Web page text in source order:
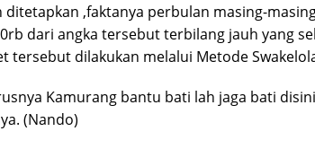
ditetapkan ,faktanya perbulan masing-
dari angka tersebut terbilang jauh yang
tersebut dilakukan melalui Metode
Kamurang bantu bati lah jaga bati
(Nando)